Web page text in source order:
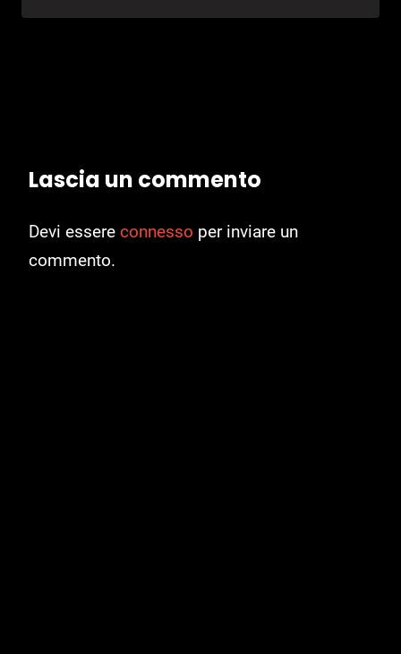
Lascia un commento
Devi essere connesso per inviare un
commento.